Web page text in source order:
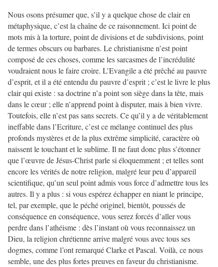
Nous osons présumer que, s’il y a quelque chose de clair en
métaphysique, c’est la chaîne de ce raisonnement. Ici point de
mots mis à la torture, point de divisions et de subdivisions, point
de termes obscurs ou barbares. Le christianisme n’est point
composé de ces choses, comme les sarcasmes de l’incrédulité
voudraient nous le faire croire. L’Evangile a été prêché au pauvre
d’esprit, et il a été entendu du pauvre d’esprit ; c’est le livre le plus
clair qui existe : sa doctrine n’a point son siège dans la tête, mais
dans le cœur ; elle n’apprend point à disputer, mais à bien vivre.
Toutefois, elle n’est pas sans secrets. Ce qu’il y a de véritablement
ineffable dans l’Ecriture, c’est ce mélange continuel des plus
profonds mystères et de la plus extrême simplicité, caractère où
naissent le touchant et le sublime. Il ne faut donc plus s’étonner
que l’œuvre de Jésus-Christ parle si éloquemment ; et telles sont
encore les vérités de notre religion, malgré leur peu d’appareil
scientifique, qu’un seul point admis vous force d’admettre tous les
autres. Il y a plus : si vous espérez échapper en niant le principe,
tel, par exemple, que le péché originel, bientôt, poussés de
conséquence en conséquence, vous serez forcés d’aller vous
perdre dans l’athéisme : dès l’instant où vous reconnaissez un
Dieu, la religion chrétienne arrive malgré vous avec tous ses
dogmes, comme l’ont remarqué Clarke et Pascal. Voilà, ce nous
semble, une des plus fortes preuves en faveur du christianisme.